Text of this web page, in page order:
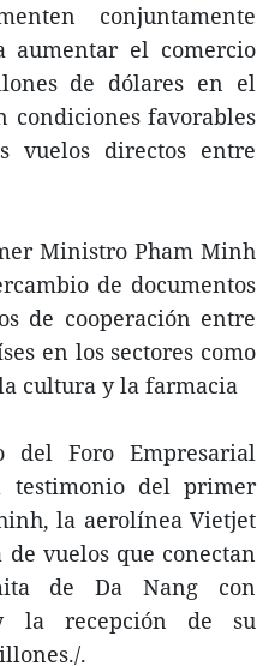
conjuntamente
aumentar el comercio
de dólares en el
condiciones favorables
vuelos directos entre
Ministro Pham Minh
de documentos
de cooperación entre
en los sectores como
cultura y la farmacia
del Foro Empresarial
testimonio del primer
la aerolínea Vietjet
vuelos que conectan
de Da Nang con
la recepción de su
.